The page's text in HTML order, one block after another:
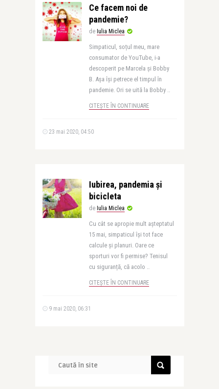
Ce facem noi de
pandemie?
de Iulia Miclea
Simpaticul, soțul meu, mare
consumator de YouTube, i-a
descoperit pe Marcela și Bobby
B. Așa își petrece el timpul în
pandemie. Ori se uită la Bobby ..
CITEȘTE ÎN CONTINUARE
23 mai 2020, 04:50
Iubirea, pandemia și
bicicleta
de Iulia Miclea
Cu cât se apropie mult așteptatul
15 mai, simpaticul își tot face
calcule și planuri. Oare ce
sporturi vor fi permise? Tenisul
cu siguranță, că acolo ..
CITEȘTE ÎN CONTINUARE
9 mai 2020, 06:31